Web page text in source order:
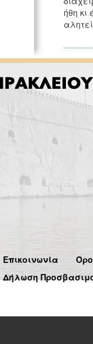
ήθη
Επικοινωνία
Δήλωση